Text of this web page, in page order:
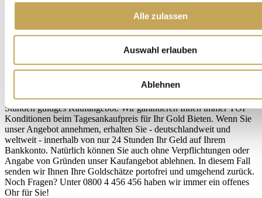
Alle zulassen
Auswahl erlauben
Ablehnen
Bei uns sind Sie und Ihre Goldschätze nicht irgendeine Nummer
vertrauensvoll. Wer uns seine Goldwaren schickt, wird nicht
enttäuscht. Goldwaren, die wir erhalten, behandeln wir
folgendermaßen: Zur Beweissicherung wird das Gold gleichzeitig
von zwei speziell geschulten Fachkräften gesichtet und
Analyseverfahren überprüfen wir Echtheit und Wert der Goldwaren
und unterbreiten Ihnen auf Grundlage dieses Ergebnisses ein 24
Stunden gültiges Kaufangebot. Wir garantieren Ihnen immer TOP
Konditionen beim Tagesankaufpreis für Ihr Gold Bieten. Wenn Sie
unser Angebot annehmen, erhalten Sie - deutschlandweit und
weltweit - innerhalb von nur 24 Stunden Ihr Geld auf Ihrem
Bankkonto. Natürlich können Sie auch ohne Verpflichtungen oder
Angabe von Gründen unser Kaufangebot ablehnen. In diesem Fall
senden wir Ihnen Ihre Goldschätze portofrei und umgehend zurück.
Noch Fragen? Unter 0800 4 456 456 haben wir immer ein offenes
Ohr für Sie!